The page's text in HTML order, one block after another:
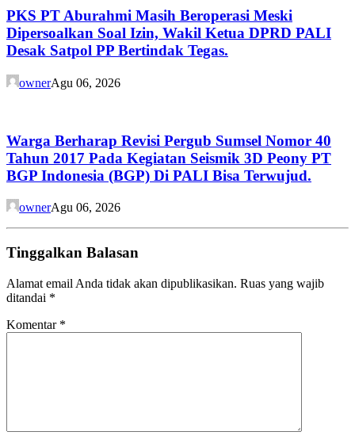
PKS PT Aburahmi Masih Beroperasi Meski
Dipersoalkan Soal Izin, Wakil Ketua DPRD PALI
Desak Satpol PP Bertindak Tegas.
ownerAgu 06, 2026
Warga Berharap Revisi Pergub Sumsel Nomor 40
Tahun 2017 Pada Kegiatan Seismik 3D Peony PT
BGP Indonesia (BGP) Di PALI Bisa Terwujud.
ownerAgu 06, 2026
Tinggalkan Balasan
Alamat email Anda tidak akan dipublikasikan. Ruas yang wajib
ditandai *
Komentar *